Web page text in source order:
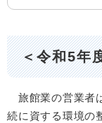
＜令和5年
旅館業の営業者
続に資する環境の